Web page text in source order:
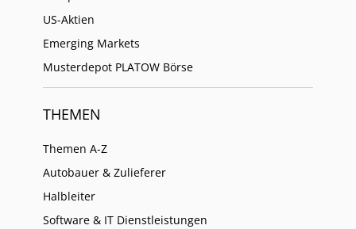
US-Aktien
Emerging Markets
Musterdepot PLATOW Börse
THEMEN
Themen A-Z
Autobauer & Zulieferer
Halbleiter
Software & IT Dienstleistungen